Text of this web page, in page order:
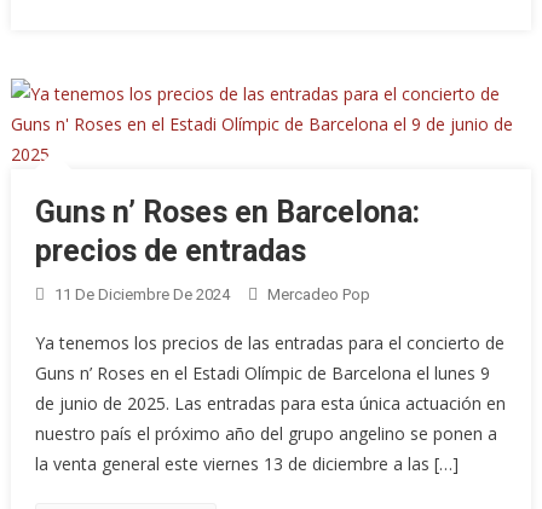
Guns n’ Roses en Barcelona:
precios de entradas
11 De Diciembre De 2024 Mercadeo Pop
Ya tenemos los precios de las entradas para el concierto de
Guns n’ Roses en el Estadi Olímpic de Barcelona el lunes 9
de junio de 2025. Las entradas para esta única actuación en
nuestro país el próximo año del grupo angelino se ponen a
la venta general este viernes 13 de diciembre a las […]